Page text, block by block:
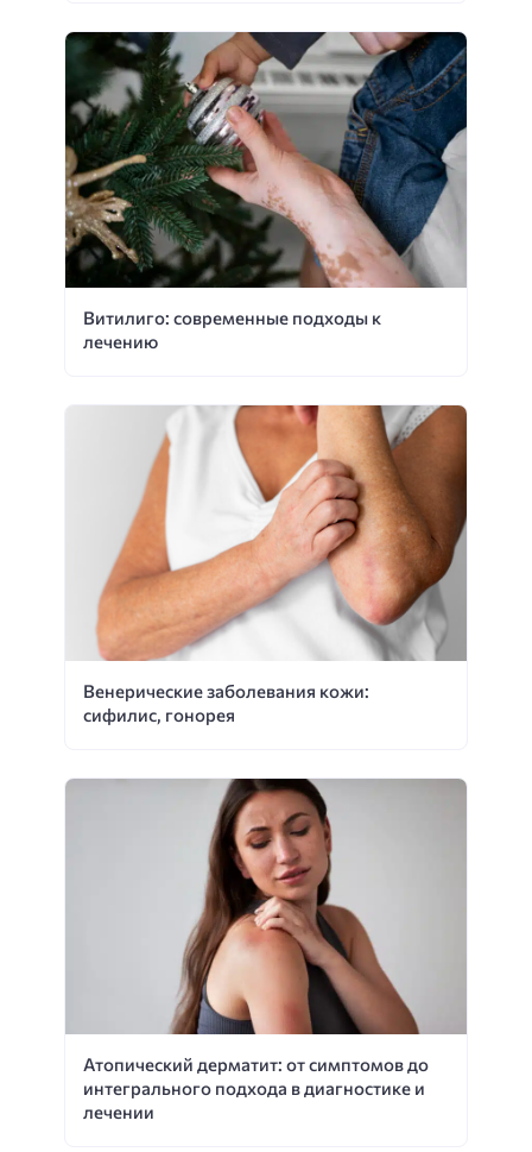
Витилиго: современные подходы к
лечению
Венерические заболевания кожи:
сифилис, гонорея
Атопический дерматит: от симптомов до
интегрального подхода в диагностике и
лечении